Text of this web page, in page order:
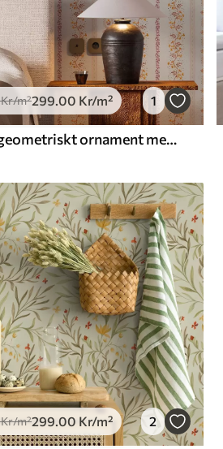
Kr/m²299.00 Kr/m² 1
Delikat geometriskt ornament med blommor och växter
Kr/m²299.00 Kr/m² 2